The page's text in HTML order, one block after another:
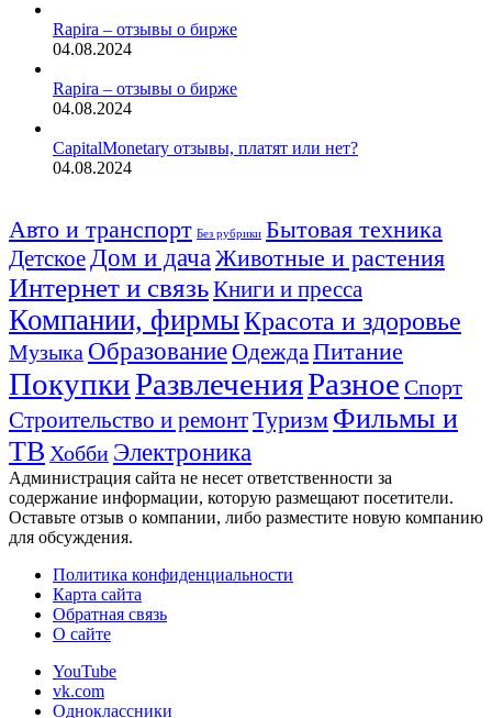
Rapira – отзывы о бирже
04.08.2024
Rapira – отзывы о бирже
04.08.2024
CapitalMonetary отзывы, платят или нет?
04.08.2024
Авто и транспорт Без рубрики Бытовая техника
Детское Дом и дача Животные и растения
Интернет и связьКниги и пресса
Компании, фирмыКрасота и здоровье
Музыка ОбразованиеОдежда Питание
ПокупкиРазвлеченияРазное Спорт
Строительство и ремонтТуризм Фильмы и
ТВ Хобби Электроника
Администрация сайта не несет ответственности за
содержание информации, которую размещают посетители.
Оставьте отзыв о компании, либо разместите новую компанию
для обсуждения.
Политика конфиденциальности
Карта сайта
Обратная связь
О сайте
YouTube
vk.com
Одноклассники